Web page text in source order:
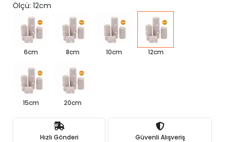
Ölçü: 12cm
6cm 8cm 10cm 12cm
15cm 20cm
Hızlı Gönderi Güvenli Alışveriş